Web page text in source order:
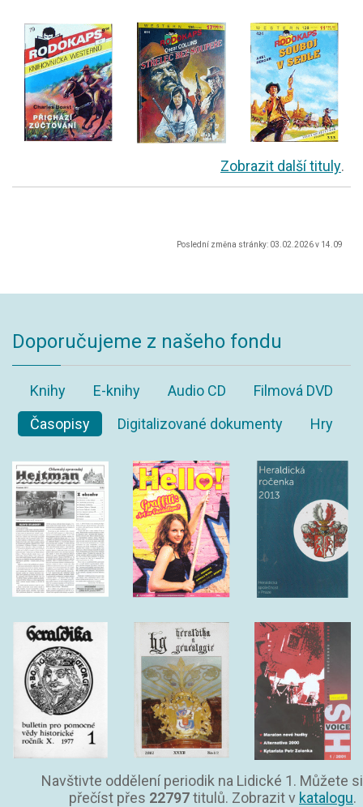
Zobrazit další tituly.
Poslední změna stránky: 03.02.2026 v 14.09
Doporučujeme z našeho fondu
Knihy E-knihy Audio CD
Filmová DVD
Časopisy
Digitalizované dokumenty Hry
Navštivte oddělení periodik na Lidické 1. Můžete si
přečíst přes 22797titulů. Zobrazit v katalogu.